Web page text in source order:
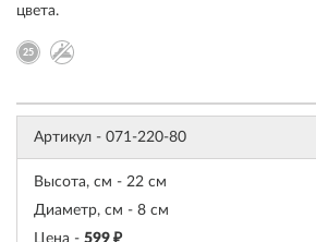
цвета.
Артикул - 071-220-80
Высота, см - 22 см
Диаметр, см - 8 см
Цена - 599 ₽